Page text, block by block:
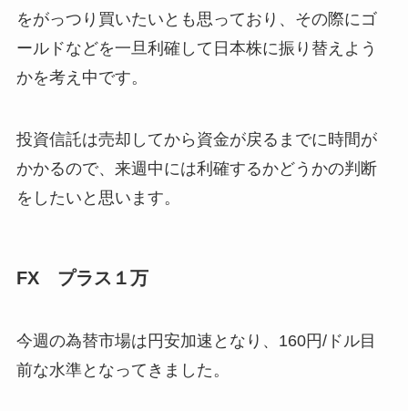
をがっつり買いたいとも思っており、その際にゴ
ールドなどを一旦利確して日本株に振り替えよう
かを考え中です。
投資信託は売却してから資金が戻るまでに時間が
かかるので、来週中には利確するかどうかの判断
をしたいと思います。
FX プラス１万
今週の為替市場は円安加速となり、160円/ドル目
前な水準となってきました。